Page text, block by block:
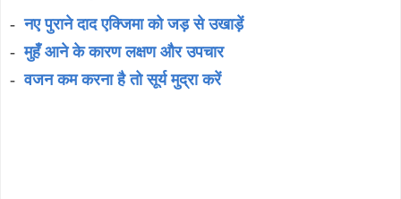
-नए पुराने दाद एक्जिमा को जड़ से उखाड़ें
-मुहँ आने के कारण लक्षण और उपचार
-वजन कम करना है तो सूर्य मुद्रा करें